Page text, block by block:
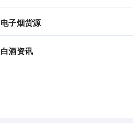
电子烟货源
白酒资讯